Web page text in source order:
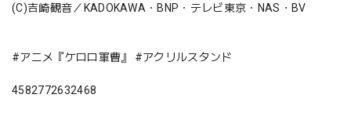
(C)吉崎観音／KADOKAWA・BNP・テレビ東京・NAS・BV
#アニメ『ケロロ軍曹』 #アクリルスタンド
4582772632468